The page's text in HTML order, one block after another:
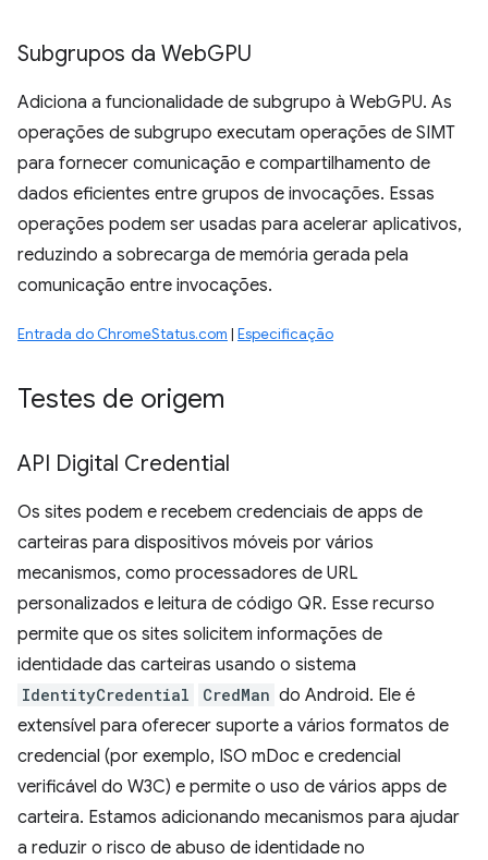
Subgrupos da WebGPU
Adiciona a funcionalidade de subgrupo à WebGPU. As
operações de subgrupo executam operações de SIMT
para fornecer comunicação e compartilhamento de
dados eficientes entre grupos de invocações. Essas
operações podem ser usadas para acelerar aplicativos,
reduzindo a sobrecarga de memória gerada pela
comunicação entre invocações.
Entrada do ChromeStatus.com | Especificação
Testes de origem
API Digital Credential
Os sites podem e recebem credenciais de apps de
carteiras para dispositivos móveis por vários
mecanismos, como processadores de URL
personalizados e leitura de código QR. Esse recurso
permite que os sites solicitem informações de
identidade das carteiras usando o sistema
IdentityCredential CredMan do Android. Ele é
extensível para oferecer suporte a vários formatos de
credencial (por exemplo, ISO mDoc e credencial
verificável do W3C) e permite o uso de vários apps de
carteira. Estamos adicionando mecanismos para ajudar
a reduzir o risco de abuso de identidade no